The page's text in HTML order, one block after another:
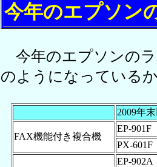
今年のエプソン
今年のエプソンの
のようになっている
2009年
FAX機能付き複合機
EP-901F
PX-601F
EP-902A